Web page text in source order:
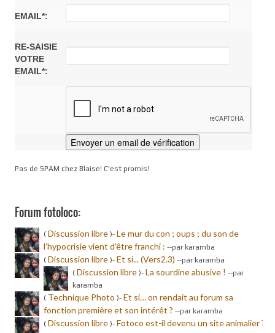
EMAIL*:
RE-SAISIE
VOTRE
EMAIL*:
Pas de SPAM chez Blaise! C'est promis!
Forum fotoloco:
( Discussion libre )- Le mur du con ; oups ; du son de
l’hypocrisie vient d’être franchi : --par karamba
( Discussion libre )- Et si... (Vers2.3) --par karamba
( Discussion libre )- La sourdine abusive ! --par
karamba
( Technique Photo )- Et si… on rendait au forum sa
fonction première et son intérêt ? --par karamba
( Discussion libre )- Fotoco est-il devenu un site animalier ?